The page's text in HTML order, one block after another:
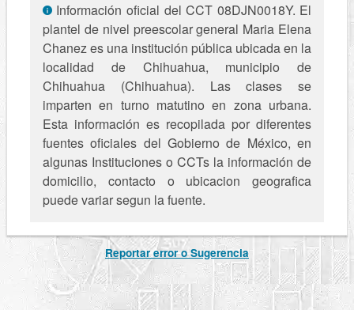
Información oficial del CCT 08DJN0018Y. El
plantel de nivel preescolar general Maria Elena
Chanez es una institución pública ubicada en la
localidad de Chihuahua, municipio de
Chihuahua (Chihuahua). Las clases se
imparten en turno matutino en zona urbana.
Esta información es recopilada por diferentes
fuentes oficiales del Gobierno de México, en
algunas Instituciones o CCTs la información de
domicilio, contacto o ubicacion geografica
puede variar segun la fuente.
Reportar error o Sugerencia